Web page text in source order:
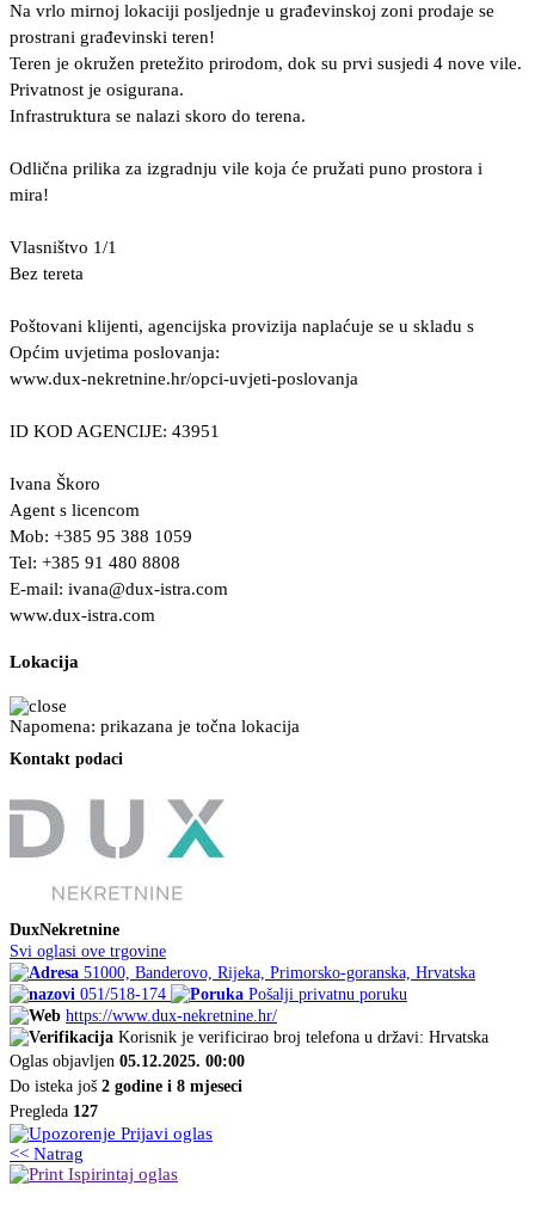
Na vrlo mirnoj lokaciji posljednje u građevinskoj zoni prodaje se
prostrani građevinski teren!
Teren je okružen pretežito prirodom, dok su prvi susjedi 4 nove vile.
Privatnost je osigurana.
Infrastruktura se nalazi skoro do terena.
Odlična prilika za izgradnju vile koja će pružati puno prostora i
mira!
Vlasništvo 1/1
Bez tereta
Poštovani klijenti, agencijska provizija naplaćuje se u skladu s
Općim uvjetima poslovanja:
www.dux-nekretnine.hr/opci-uvjeti-poslovanja
ID KOD AGENCIJE: 43951
Ivana Škoro
Agent s licencom
Mob: +385 95 388 1059
Tel: +385 91 480 8808
E-mail: ivana@dux-istra.com
www.dux-istra.com
Lokacija
Napomena: prikazana je točna lokacija
Kontakt podaci
DuxNekretnine
Svi oglasi ove trgovine
51000, Banderovo, Rijeka, Primorsko-goranska, Hrvatska
051/518-174
Pošalji privatnu poruku
https://www.dux-nekretnine.hr/
Korisnik je verificirao broj telefona u državi: Hrvatska
Oglas objavljen 05.12.2025. 00:00
Do isteka još 2 godine i 8 mjeseci
Pregleda 127
Prijavi oglas
<< Natrag
Ispirintaj oglas